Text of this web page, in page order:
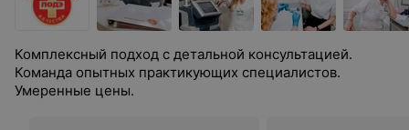
Комплексный подход с детальной консультацией.
Команда опытных практикующих специалистов.
Умеренные цены.